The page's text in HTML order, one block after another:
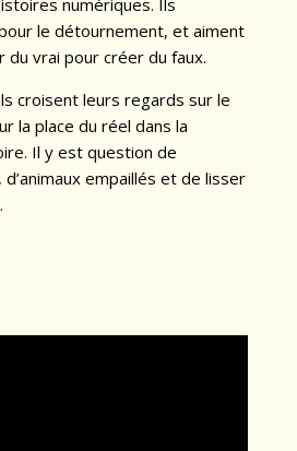
numériques. Ils
le détournement, et aiment
du vrai pour créer du faux.
croisent leurs regards sur le
la place du réel dans la
Il y est question de
empaillés et de lisser